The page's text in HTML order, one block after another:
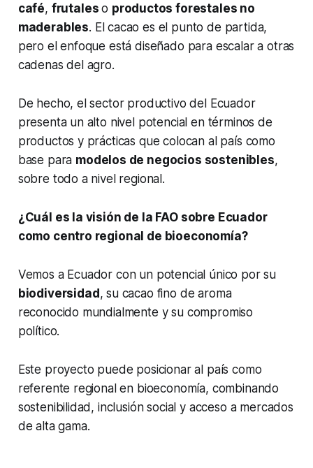
café, frutaleso productos forestales no
maderables. El cacao es el punto de partida,
pero el enfoque está diseñado para escalar a otras
cadenas del agro.
De hecho, el sector productivo del Ecuador
presenta un alto nivel potencial en términos de
productos y prácticas que colocan al país como
base para modelos de negocios sostenibles,
sobre todo a nivel regional.
¿Cuál es la visión de la FAO sobre Ecuador
como centro regional de bioeconomía?
Vemos a Ecuador con un potencial único por su
biodiversidad, su cacao fino de aroma
reconocido mundialmente y su compromiso
político.
Este proyecto puede posicionar al país como
referente regional en bioeconomía, combinando
sostenibilidad, inclusión social y acceso a mercados
de alta gama.